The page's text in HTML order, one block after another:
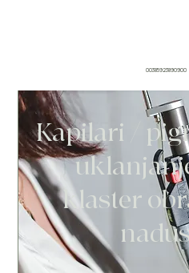
00385923890900
Kapilari /
klaster